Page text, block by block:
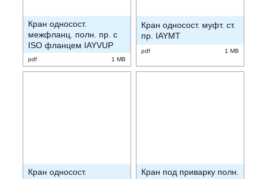
Кран односост.
межфланц. полн. пр. с
ISO фланцем IAYVUP
pdf 1 MB
Кран односост. муфт. ст.
пр. IAYMT
pdf 1 MB
Кран односост.
Кран под приварку полн.